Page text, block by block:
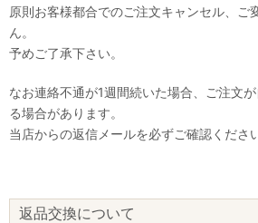
原則お客様都合でのご注文キャンセル、ご
ん。
予めご了承下さい。
なお連絡不通が1週間続いた場合、ご注文
る場合があります。
当店からの返信メールを必ずご確認ください
返品交換について